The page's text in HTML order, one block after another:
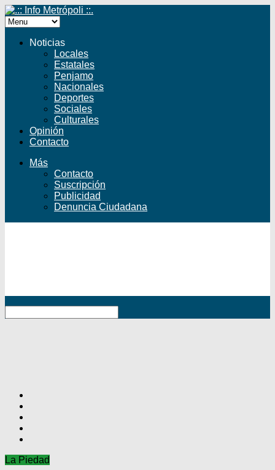
Noticias
Locales
Estatales
Penjamo
Nacionales
Deportes
Sociales
Culturales
Opinión
Contacto
Más
Contacto
Suscripción
Publicidad
Denuncia Ciudadana
La Piedad